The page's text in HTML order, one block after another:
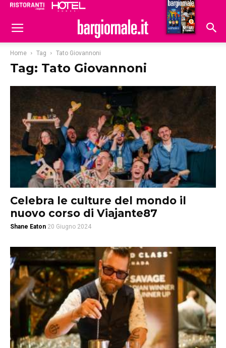
Hoteldomani
Home Tag Tato Giovannoni
Tag: Tato Giovannoni
Celebra le culture del mondo il
nuovo corso di Viajante87
Shane Eaton 20 Giugno 2024